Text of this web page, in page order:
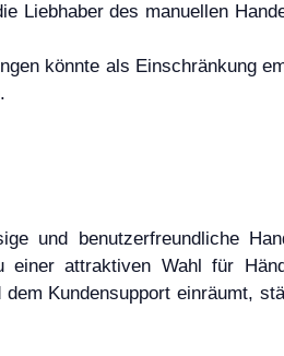
Liebhaber des manuellen
könnte als Einschränkung
und benutzerfreundliche
attraktiven Wahl für
Kundensupport einräumt,